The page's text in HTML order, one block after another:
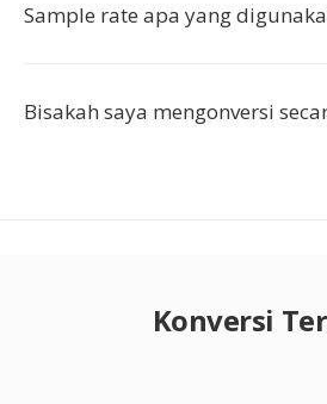
Sample rate apa yang
Bisakah saya mengonversi
Konversi